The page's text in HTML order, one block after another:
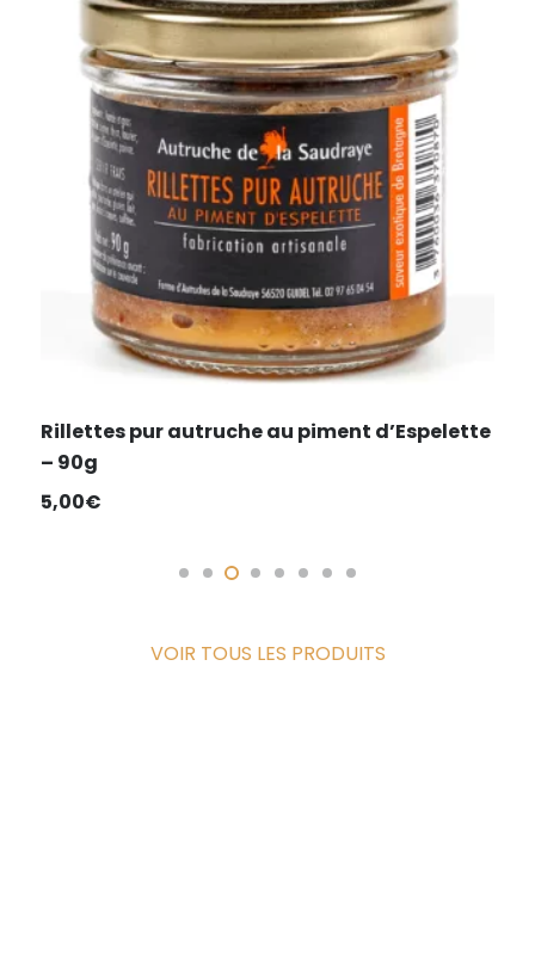
Rillettes pur autruche au piment d’Espelette
– 90g
5,00€
VOIR TOUS LES PRODUITS